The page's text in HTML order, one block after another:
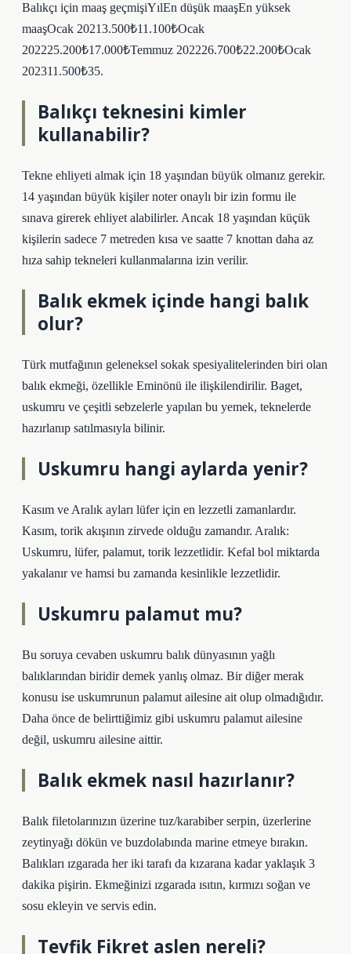
Balıkçı için maaş geçmişiYılEn düşük maaşEn yüksek
maaşOcak 20213.500₺11.100₺Ocak
202225.200₺17.000₺Temmuz 202226.700₺22.200₺Ocak
202311.500₺35.
Balıkçı teknesini kimler
kullanabilir?
Tekne ehliyeti almak için 18 yaşından büyük olmanız gerekir.
14 yaşından büyük kişiler noter onaylı bir izin formu ile
sınava girerek ehliyet alabilirler. Ancak 18 yaşından küçük
kişilerin sadece 7 metreden kısa ve saatte 7 knottan daha az
hıza sahip tekneleri kullanmalarına izin verilir.
Balık ekmek içinde hangi balık
olur?
Türk mutfağının geleneksel sokak spesiyalitelerinden biri olan
balık ekmeği, özellikle Eminönü ile ilişkilendirilir. Baget,
uskumru ve çeşitli sebzelerle yapılan bu yemek, teknelerde
hazırlanıp satılmasıyla bilinir.
Uskumru hangi aylarda yenir?
Kasım ve Aralık ayları lüfer için en lezzetli zamanlardır.
Kasım, torik akışının zirvede olduğu zamandır. Aralık:
Uskumru, lüfer, palamut, torik lezzetlidir. Kefal bol miktarda
yakalanır ve hamsi bu zamanda kesinlikle lezzetlidir.
Uskumru palamut mu?
Bu soruya cevaben uskumru balık dünyasının yağlı
balıklarından biridir demek yanlış olmaz. Bir diğer merak
konusu ise uskumrunun palamut ailesine ait olup olmadığıdır.
Daha önce de belirttiğimiz gibi uskumru palamut ailesine
değil, uskumru ailesine aittir.
Balık ekmek nasıl hazırlanır?
Balık filetolarınızın üzerine tuz/karabiber serpin, üzerlerine
zeytinyağı dökün ve buzdolabında marine etmeye bırakın.
Balıkları ızgarada her iki tarafı da kızarana kadar yaklaşık 3
dakika pişirin. Ekmeğinizi ızgarada ısıtın, kırmızı soğan ve
sosu ekleyin ve servis edin.
Tevfik Fikret aslen nereli?